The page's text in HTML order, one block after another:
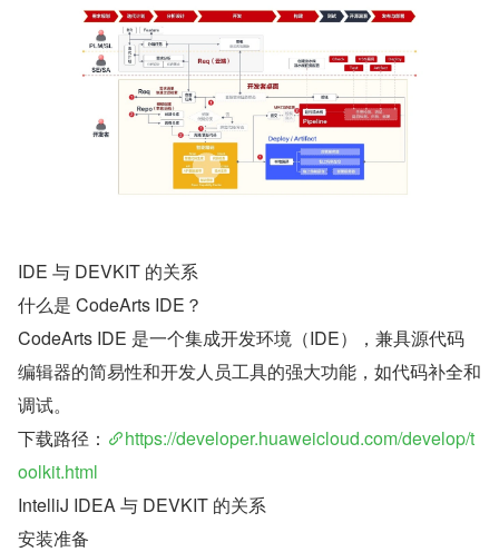
IDE 与 DEVKIT 的关系
什么是 CodeArts IDE？
CodeArts IDE 是一个集成开发环境（IDE），兼具源代码
编辑器的简易性和开发人员工具的强大功能，如代码补全和
调试。
下载路径：
https://developer.huaweicloud.com/develop/t
oolkit.html
IntelliJ IDEA 与 DEVKIT 的关系
安装准备